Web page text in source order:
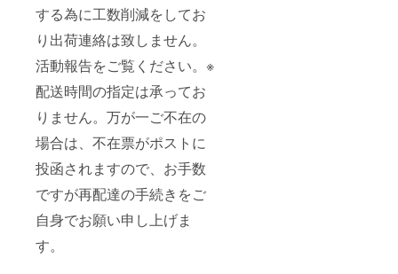
する為に工数削減をしてお
り出荷連絡は致しません。
活動報告をご覧ください。※
配送時間の指定は承ってお
りません。万が一ご不在の
場合は、不在票がポストに
投函されますので、お手数
ですが再配達の手続きをご
自身でお願い申し上げま
す。